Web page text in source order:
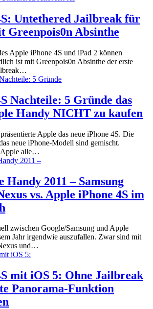
Untethered Jailbreak für
Greenpois0n Absinthe
Apple iPhone 4S und iPad 2 können
ist mit Greenpois0n Absinthe der erste
Nachteile: 5 Gründe das
Handy NICHT zu kaufen
Apple das neue iPhone 4S. Die
neue iPhone-Modell sind gemischt.
Apple alle…
Handy 2011 – Samsung
vs. Apple iPhone 4S im
zwischen Google/Samsung und Apple
Jahr irgendwie auszufallen. Zwar sind mit
und…
mit iOS 5: Ohne Jailbreak
Panorama-Funktion